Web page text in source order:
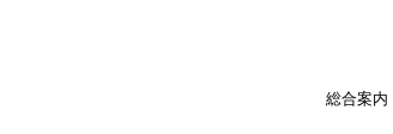
総合案内